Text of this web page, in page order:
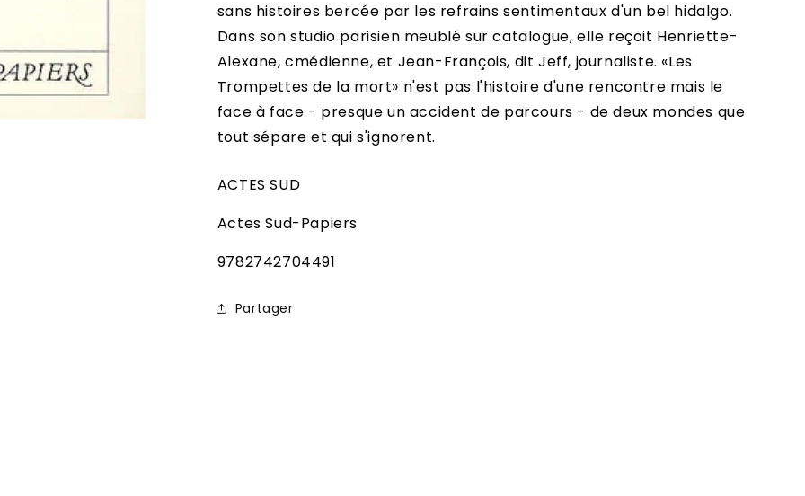
sans histoires bercée par les refrains sentimentaux d'un bel hidalgo.
Dans son studio parisien meublé sur catalogue, elle reçoit Henriette-
Alexane, cmédienne, et Jean-François, dit Jeff, journaliste. «Les
Trompettes de la mort» n'est pas l'histoire d'une rencontre mais le
face à face - presque un accident de parcours - de deux mondes que
tout sépare et qui s'ignorent.
ACTES SUD
Actes Sud-Papiers
SKU:
9782742704491
Partager